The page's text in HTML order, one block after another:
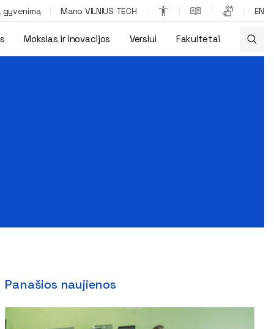
gyvenimą Mano VILNIUS TECH EN
Mokslas ir inovacijos Verslui Fakultetai
Panašios naujienos